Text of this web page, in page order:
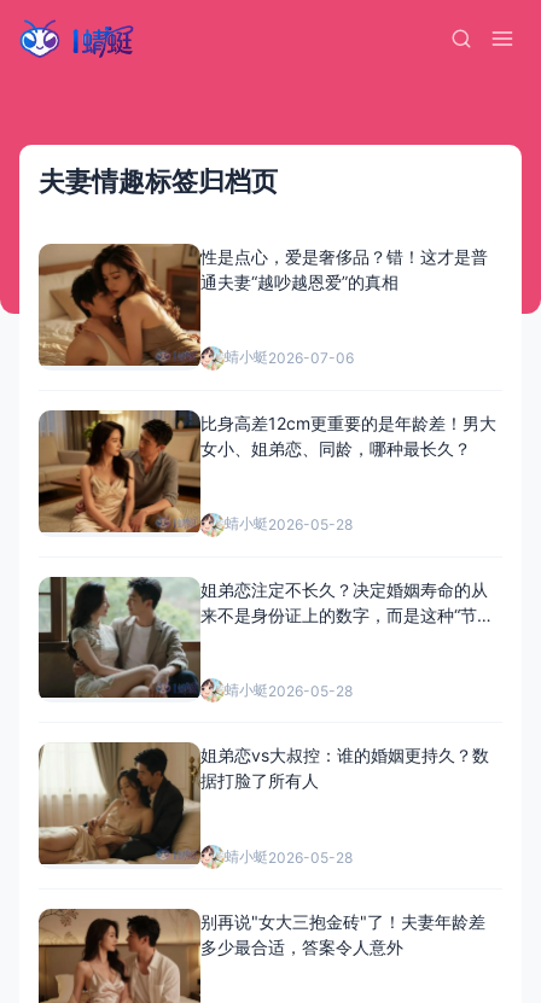
夫妻情趣标签归档页
性是点心，爱是奢侈品？错！这才是普
通夫妻“越吵越恩爱”的真相
蜻小蜓2026-07-06
比身高差12cm更重要的是年龄差！男大
女小、姐弟恋、同龄，哪种最长久？
蜻小蜓2026-05-28
姐弟恋注定不长久？决定婚姻寿命的从
来不是身份证上的数字，而是这种“节奏
蜻小蜓2026-05-28
姐弟恋vs大叔控：谁的婚姻更持久？数
据打脸了所有人
蜻小蜓2026-05-28
别再说"女大三抱金砖"了！夫妻年龄差
多少最合适，答案令人意外